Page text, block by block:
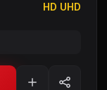
HD UHD